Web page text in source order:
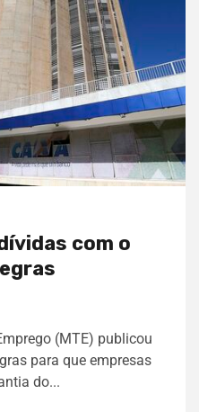
com o
(MTE) publicou
para que empresas
do...